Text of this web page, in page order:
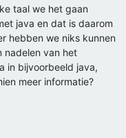
taal we het gaan
java en dat is daarom
hebben we niks kunnen
nadelen van het
in bijvoorbeeld java,
meer informatie?